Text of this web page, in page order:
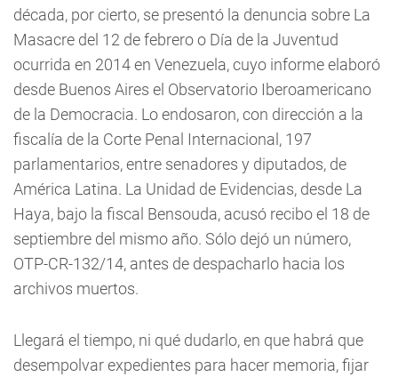
década, por cierto, se presentó la denuncia sobre La
Masacre del 12 de febrero o Día de la Juventud
ocurrida en 2014 en Venezuela, cuyo informe elaboró
desde Buenos Aires el Observatorio Iberoamericano
de la Democracia. Lo endosaron, con dirección a la
fiscalía de la Corte Penal Internacional, 197
parlamentarios, entre senadores y diputados, de
América Latina. La Unidad de Evidencias, desde La
Haya, bajo la fiscal Bensouda, acusó recibo el 18 de
septiembre del mismo año. Sólo dejó un número,
OTP-CR-132/14, antes de despacharlo hacia los
archivos muertos.
Llegará el tiempo, ni qué dudarlo, en que habrá que
desempolvar expedientes para hacer memoria, fijar